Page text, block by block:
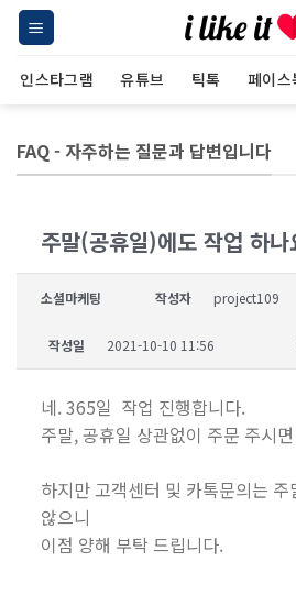
Skip
content
인스타그램 유튜브 틱톡 페이스
FAQ - 자주하는 질문과 답변입니다
주말(공휴일)에도 작업 하나
소셜마케팅 작성자 project109
작성일 2021-10-10 11:56
네. 365일 작업 진행합니다.
주말, 공휴일 상관없이 주문 주시
하지만 고객센터 및 카톡문의는
않으니
이점 양해 부탁 드립니다.